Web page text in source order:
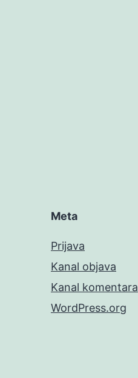
Meta
Prijava
Kanal objava
Kanal komentara
WordPress.org